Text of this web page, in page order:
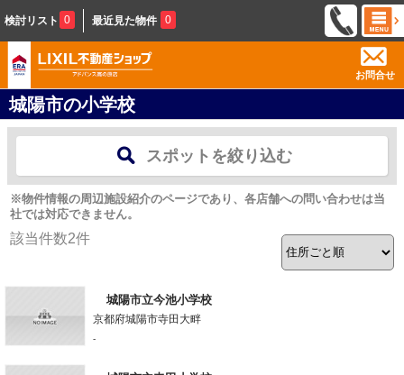
検討リスト 0 最近見た物件 0
お問合せ
城陽市の小学校
スポットを絞り込む
※物件情報の周辺施設紹介のページであり、各店舗への問い合わせは当
社では対応できません。
該当件数2件
城陽市立今池小学校
京都府城陽市寺田大畔
-